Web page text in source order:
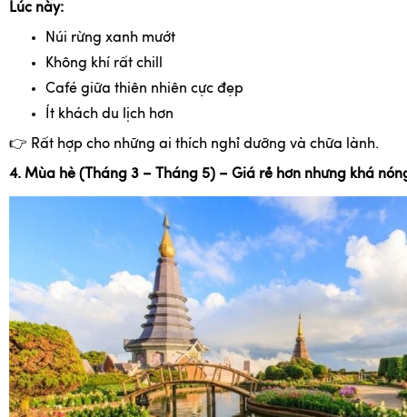
Lúc này:
Núi rừng xanh mướt
Không khí rất chill
Café giữa thiên nhiên cực đẹp
Ít khách du lịch hơn
👉 Rất hợp cho những ai thích nghỉ dưỡng và chữa lành.
4. Mùa hè (Tháng 3 – Tháng 5) – Giá rẻ hơn nhưng khá